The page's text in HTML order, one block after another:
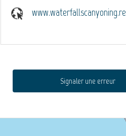
www.waterfallscanyoning.re
Signaler une erreur